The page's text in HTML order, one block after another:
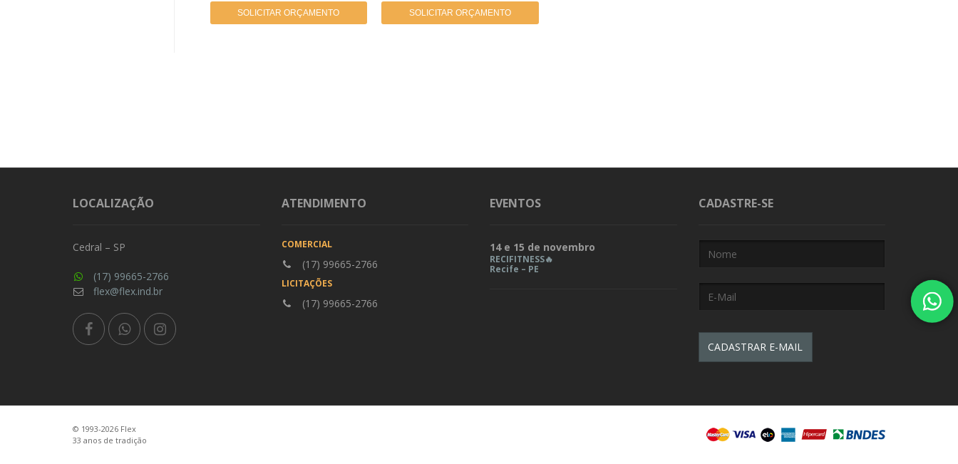
SOLICITAR ORÇAMENTO SOLICITAR ORÇAMENTO
LOCALIZAÇÃO
Cedral – SP
(17) 99665-2766
flex@flex.ind.br
ATENDIMENTO
COMERCIAL
(17) 99665-2766
LICITAÇÕES
(17) 99665-2766
EVENTOS
14 e 15 de novembro
RECIFITNESS🔥
Recife – PE
CADASTRE-SE
© 1993-2026 Flex
33 anos de tradição